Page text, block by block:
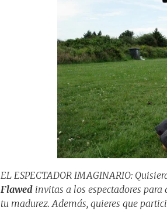
EL ESPECTADOR IMAGINARIO:
Flawed invitas a los espectadores
tu madurez. Además, quieres que